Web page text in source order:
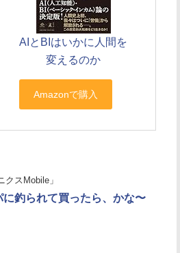
AIとBIはいかに人間を
変えるのか
スMobile」
釣られて買ったら、かな〜